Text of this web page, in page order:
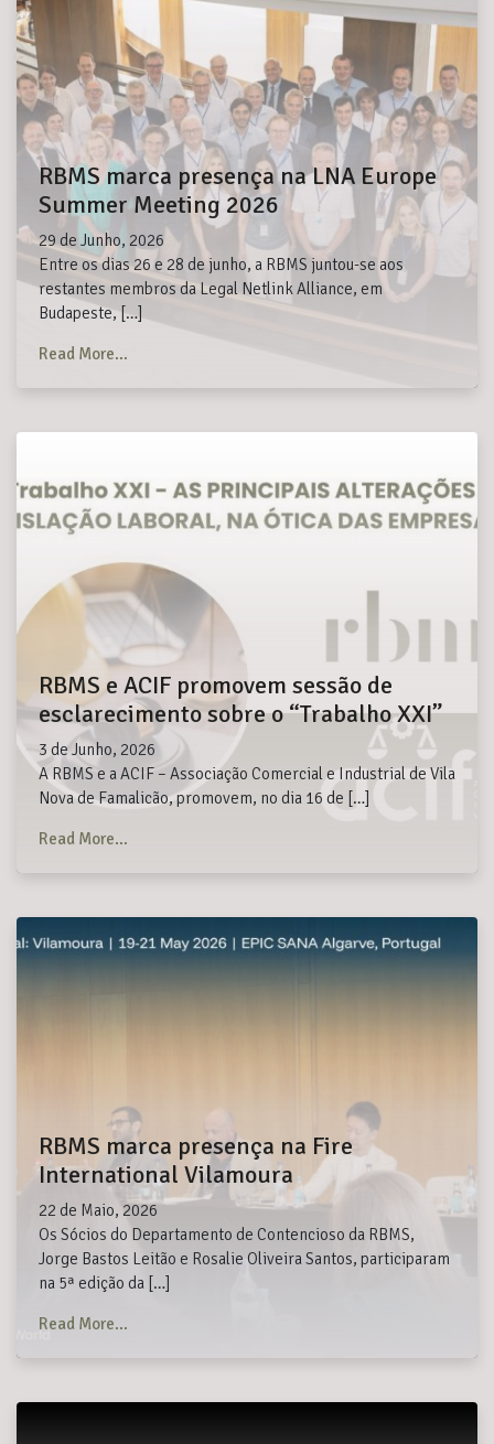
RBMS marca presença na LNA Europe
Summer Meeting 2026
29 de Junho, 2026
Entre os dias 26 e 28 de junho, a RBMS juntou-se aos
restantes membros da Legal Netlink Alliance, em
Budapeste, […]
Read More…
RBMS e ACIF promovem sessão de
esclarecimento sobre o “Trabalho XXI”
3 de Junho, 2026
A RBMS e a ACIF – Associação Comercial e Industrial de Vila
Nova de Famalicão, promovem, no dia 16 de […]
Read More…
RBMS marca presença na Fire
International Vilamoura
22 de Maio, 2026
Os Sócios do Departamento de Contencioso da RBMS,
Jorge Bastos Leitão e Rosalie Oliveira Santos, participaram
na 5ª edição da […]
Read More…